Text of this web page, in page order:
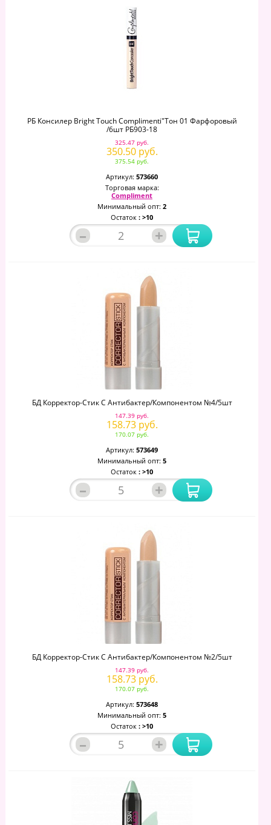
РБ Консилер Bright Touch Complimenti"тон 01 Фарфоровый
/6шт РБ903-18
325.47 руб.
350.50 руб.
375.54 руб.
Артикул: 573660
Торговая марка:
Compliment
Минимальный опт: 2
Остаток : >10
– +
БД Корректор-Стик С Антибактер/компонентом №4/5шт
147.39 руб.
158.73 руб.
170.07 руб.
Артикул: 573649
Минимальный опт: 5
Остаток : >10
– +
БД Корректор-Стик С Антибактер/компонентом №2/5шт
147.39 руб.
158.73 руб.
170.07 руб.
Артикул: 573648
Минимальный опт: 5
Остаток : >10
– +